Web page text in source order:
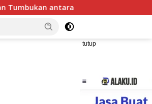
dan Lempeng Eurasia (atau
tutup